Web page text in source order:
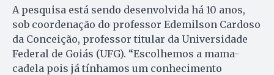
A pesquisa está sendo desenvolvida há 10 anos,
sob coordenação do professor Edemilson Cardoso
da Conceição, professor titular da Universidade
Federal de Goiás (UFG). “Escolhemos a mama-
cadela pois já tínhamos um conhecimento